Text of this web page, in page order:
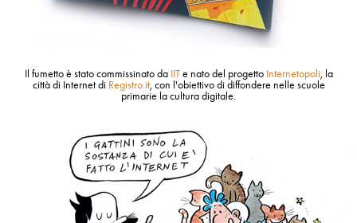
Il fumetto è stato commissinato da IITe nato del progetto Internetopoli, la
città di Internetdi Registro.it, con l'obiettivo di diffondere nelle scuole
primarie lacultura digitale.